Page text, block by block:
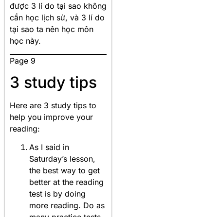
được 3 lí do tại sao không
cần học lịch sử, và 3 lí do
tại sao ta nên học môn
học này.
Page 9
3 study tips
Here are 3 study tips to
help you improve your
reading:
As I said in
Saturday’s lesson,
the best way to get
better at the reading
test is by doing
more reading. Do as